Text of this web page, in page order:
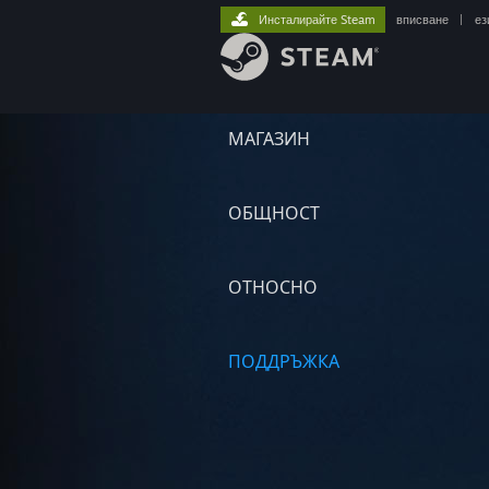
МАГАЗИН
ОБЩНОСТ
ОТНОСНО
ПОДДРЪЖКА
Инсталирайте Steam вписване